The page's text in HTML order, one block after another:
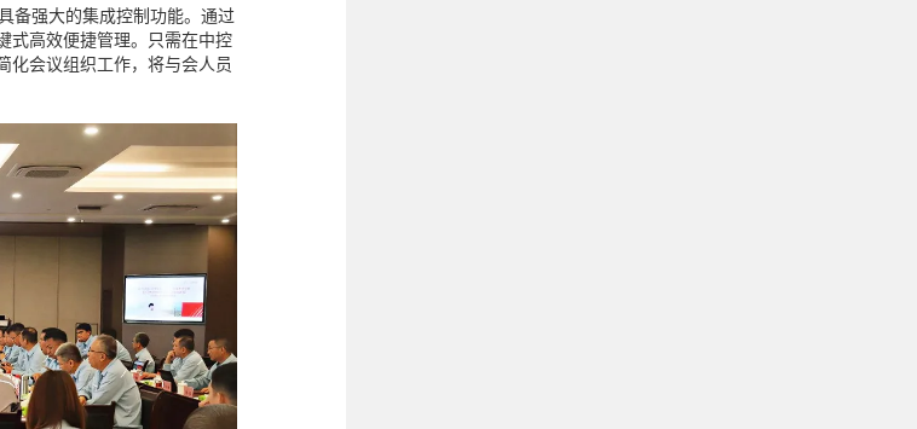
强大的集成控制功能。通过
式高效便捷管理。只需在中控
化会议组织工作，将与会人员